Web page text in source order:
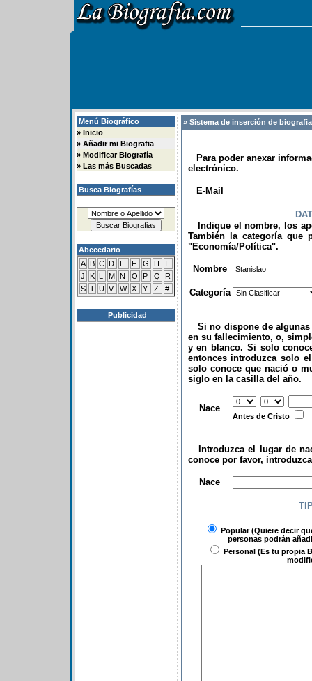
Menú Biográfico
» Inicio
» Añadir mi Biografia
» Modificar Biografía
» Las más Buscadas
Busca Biografías
Abecedario
A B C D E F G H
I
J
K L M N O P Q
R
S T U V W X Y Z #
Publicidad
» Sistema de inserción de
Para poder anexar
electrónico.
E-Mail
Indique el nombre, los
También la categoría que
"Economía/Política".
Nombre
Categoría
Si no dispone de algunas
en su fallecimiento, o,
y en blanco. Si solo
entonces introduzca solo
solo conoce que nació o
siglo en la casilla del año.
Nace
Antes de Cristo
Introduzca el lugar de
conoce por favor,
Nace
Popular(Quiere decir
personas podrán
Personal (Es tu propia